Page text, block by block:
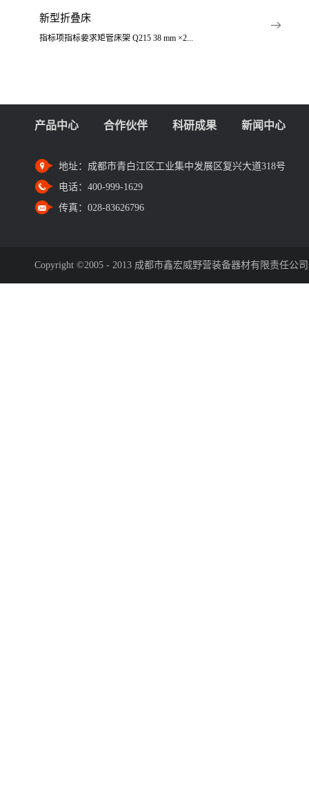
新型折叠床
指标项指标要求矩管床架 Q215 38 mm ×2...
产品中心 合作伙伴 科研成果 新闻中心
地址： 成都市青白江区工业集中发展区复兴大道318号
电话： 400-999-1629
传真： 028-83626796
Copyright ©2005 - 2013 成都市鑫宏威野营装备器材有限责任公司